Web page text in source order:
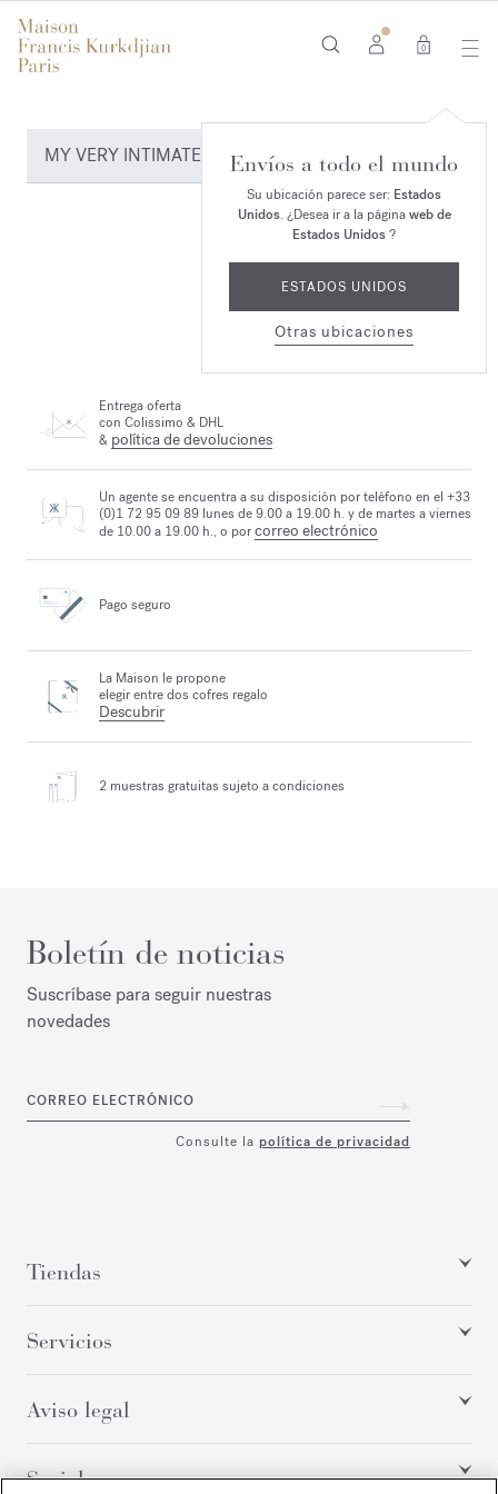
0
Envíos a todo el mundo
Su ubicación parece ser: Estados
Unidos. ¿Desea ir a la páginaweb de
Estados Unidos?
ESTADOS UNIDOS
Otras ubicaciones
MY VERY INTIMATE PERFUMES
Entrega oferta
con Colissimo & DHL
& política de devoluciones
Un agente se encuentra a su disposición por teléfono en el +33
(0)1 72 95 09 89 lunes de 9.00 a 19.00 h. y de martes a viernes
de 10.00 a 19.00 h., o porcorreo electrónico
Pago seguro
La Maison le propone
elegir entre dos cofres regalo
Descubrir
2 muestras gratuitas sujeto a condiciones
Boletín de noticias
Suscríbase para seguir nuestras
novedades
CORREO ELECTRÓNICO
Consulte la política de privacidad
Tiendas
Servicios
Aviso legal
Social